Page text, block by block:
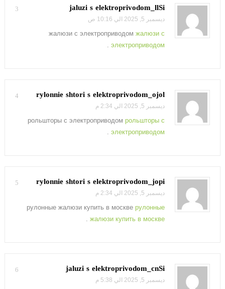
3 jaluzi s elektroprivodom_llSi
ديسمبر 5, 2025 الي 10:16 ص
жалюзи с электроприводомжалюзи с
электроприводом
.
4 rylonnie shtori s elektroprivodom_ojol
ديسمبر 5, 2025 الي 2:34 م
рольшторы с электроприводомрольшторы с
электроприводом
.
5 rylonnie shtori s elektroprivodom_jopi
ديسمبر 5, 2025 الي 2:34 م
рулонные жалюзи купить в москверулонные
жалюзи купить в москве
.
6 jaluzi s elektroprivodom_cnSi
ديسمبر 5, 2025 الي 5:38 م